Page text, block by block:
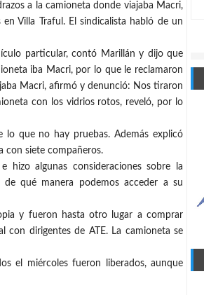
a la camioneta donde viajaba Macri,
Villa Traful. El sindicalista habló de un
particular, contó Marillán y dijo que
iba Macri, por lo que le reclamaron
Macri, afirmó y denunció: Nos tiraron
con los vidrios rotos, reveló, por lo
lo que no hay pruebas. Además explicó
con siete compañeros.
hizo algunas consideraciones sobre la
qué manera podemos acceder a su
y fueron hasta otro lugar a comprar
con dirigentes de ATE. La camioneta se
el miércoles fueron liberados, aunque